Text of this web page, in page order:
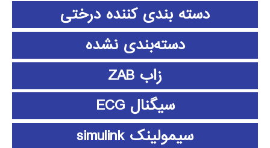
دسته بندی کننده درختی
دسته‌بندی نشده
زاب ZAB
سیگنال ECG
سیمولینک simulink